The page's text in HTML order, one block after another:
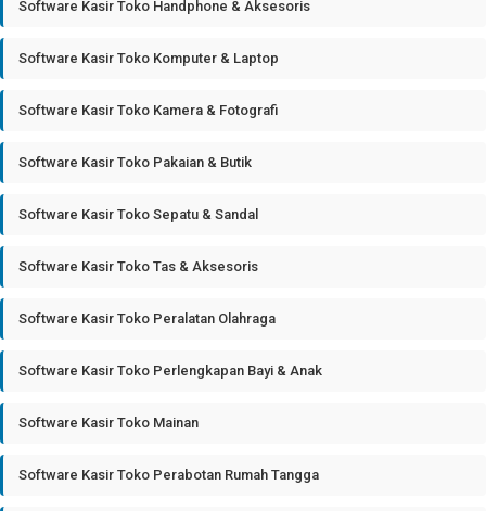
Software Kasir Toko Handphone & Aksesoris
Software Kasir Toko Komputer & Laptop
Software Kasir Toko Kamera & Fotografi
Software Kasir Toko Pakaian & Butik
Software Kasir Toko Sepatu & Sandal
Software Kasir Toko Tas & Aksesoris
Software Kasir Toko Peralatan Olahraga
Software Kasir Toko Perlengkapan Bayi & Anak
Software Kasir Toko Mainan
Software Kasir Toko Perabotan Rumah Tangga